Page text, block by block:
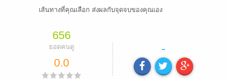
เส้นทางที่คุณเลือก ส่งผลกับจุดจบของคุณเอง
656
ยอดคนดู
0.0
-